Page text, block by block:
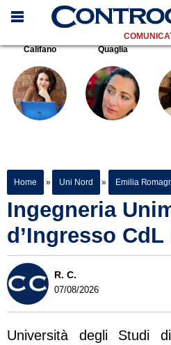
Califano
Quaglia
Home » Uni Nord » Emilia
Ingegneria
d’Ingresso
R. C.
07/08/2026
Università degli Studi